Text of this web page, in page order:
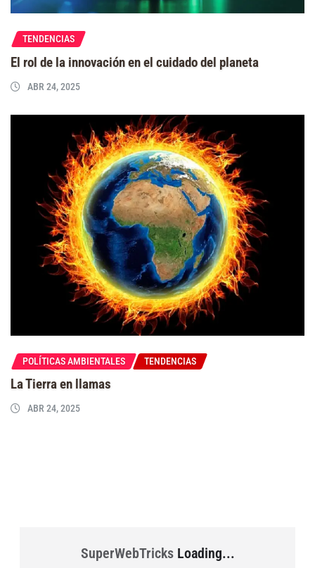
TENDENCIAS
El rol de la innovación en el cuidado del planeta
ABR 24, 2025
POLÍTICAS AMBIENTALES TENDENCIAS
La Tierra en llamas
ABR 24, 2025
SuperWebTricksLoading...